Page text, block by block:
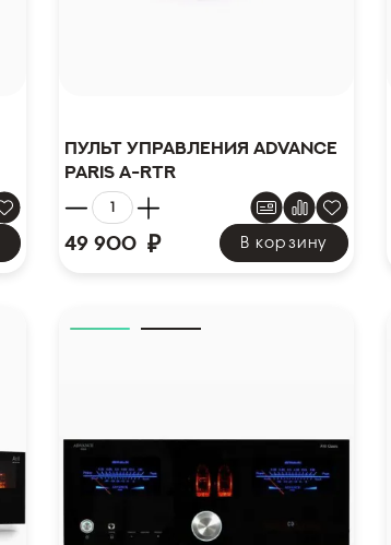
Пульт управления Advance
Paris A-RTR
49 900 ₽ В корзину